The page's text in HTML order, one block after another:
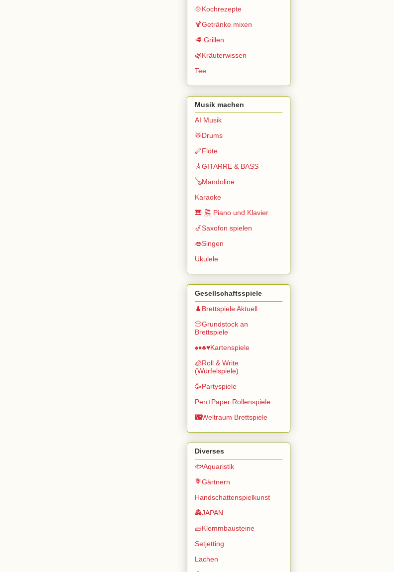
🍲Kochrezepte
🍹Getränke mixen
🥩 Grillen
🌿Kräuterwissen
Tee
Musik machen
AI Musik
🥁Drums
🪈Flöte
🎸GITARRE & BASS
🪕Mandoline
Karaoke
🎹 🎘 Piano und Klavier
🎷Saxofon spielen
👄Singen
Ukulele
Gesellschaftsspiele
♟️Brettspiele Aktuell
🎲Grundstock an
Brettspiele
♠️♦️♣️♥️Kartenspiele
🧊Roll & Write
(Würfelspiele)
🥳Partyspiele
Pen+Paper Rollenspiele
🌃Weltraum Brettspiele
Diverses
🐟Aquaristik
💐Gärtnern
Handschattenspielkunst
🏯JAPAN
🧱Klemmbausteine
Setjetting
Lachen